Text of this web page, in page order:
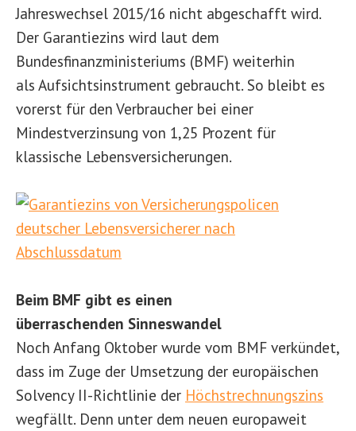
Jahreswechsel 2015/16 nicht abgeschafft wird.
Der Garantiezins wird laut dem
Bundesfinanzministeriums (BMF) weiterhin
als Aufsichtsinstrument gebraucht. So bleibt es
vorerst für den Verbraucher bei einer
Mindestverzinsung von 1,25 Prozent für
klassische Lebensversicherungen.
Beim BMF gibt es einen
überraschenden Sinneswandel
Noch Anfang Oktober wurde vom BMF verkündet,
dass im Zuge der Umsetzung der europäischen
Solvency II-Richtlinie der Höchstrechnungszins
wegfällt. Denn unter dem neuen europaweit